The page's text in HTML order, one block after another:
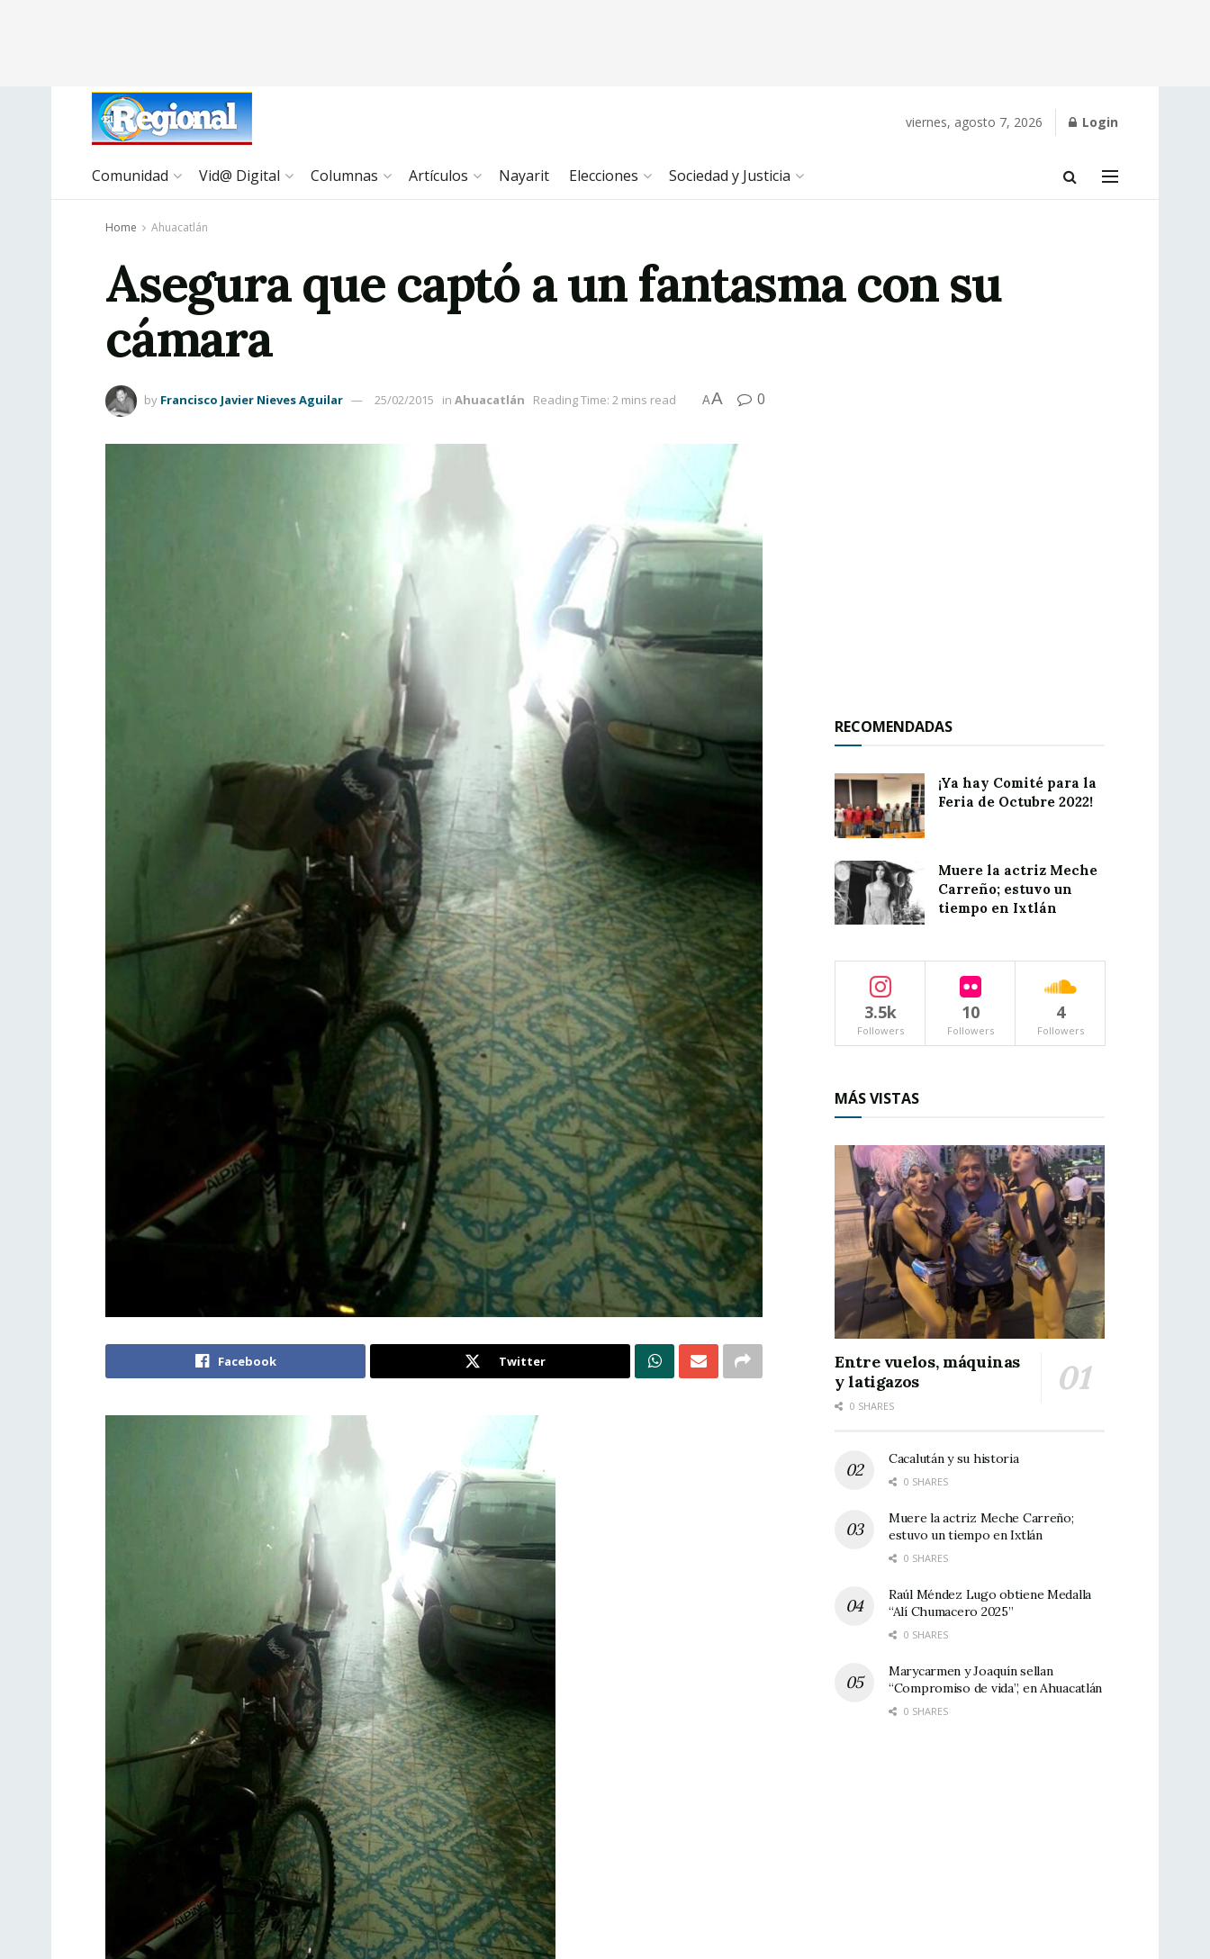
viernes, agosto 7, 2026 Login
Comunidad Vid@ Digital Columnas Artículos Nayarit Elecciones Sociedad y Justicia
Home Ahuacatlán
Asegura que captó a un fantasma con su
cámara
by Francisco Javier Nieves Aguilar 25/02/2015 in Ahuacatlán Reading Time: 2 mins read AA 0
Facebook Twitter
RECOMENDADAS
¡Ya hay Comité para la
Feria de Octubre 2022!
Muere la actriz Meche
Carreño; estuvo un
tiempo en Ixtlán
3.5k
Followers
10
Followers
4
Followers
MÁS VISTAS
Entre vuelos, máquinas
y latigazos
0 SHARES
Cacalután y su historia
0 SHARES
Muere la actriz Meche Carreño;
estuvo un tiempo en Ixtlán
0 SHARES
Raúl Méndez Lugo obtiene Medalla
“Alí Chumacero 2025”
0 SHARES
Marycarmen y Joaquín sellan
“Compromiso de vida”, en Ahuacatlán
0 SHARES